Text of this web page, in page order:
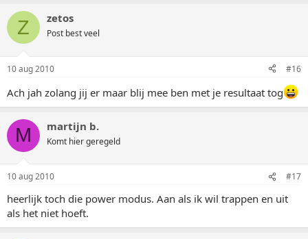
Z zetos
Post best veel
10 aug 2010 #16
Ach jah zolang jij er maar blij mee ben met je resultaat tog
M martijn b.
Komt hier geregeld
10 aug 2010 #17
heerlijk toch die power modus. Aan als ik wil trappen en uit
als het niet hoeft.